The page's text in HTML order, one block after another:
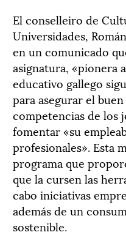
El conselleiro de
Universidades,
en un comunicado
asignatura, «pionera
educativo gallego
para asegurar el
competencias de los
fomentar «su
profesionales». Esta
programa que
que la cursen las
cabo iniciativas
además de un
sostenible.